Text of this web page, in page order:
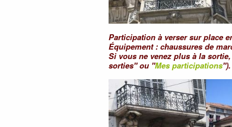
Participation à verser sur place
Équipement : chaussures de
Si vous ne venez plus à la
sorties" ou "Mes participations").